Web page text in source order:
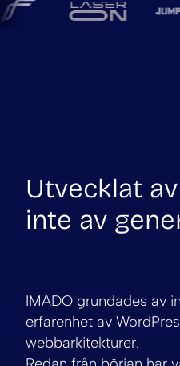
Utvecklat
inte av
IMADO grundades av
erfarenhet av
webbarkitekturer.